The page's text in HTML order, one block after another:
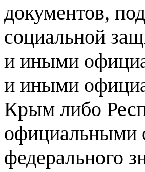
документов,
социальной
и иными
и иными
Крым либо
официальными
федерального